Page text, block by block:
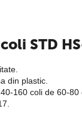
STD
din plastic.
160 coli de 60-80